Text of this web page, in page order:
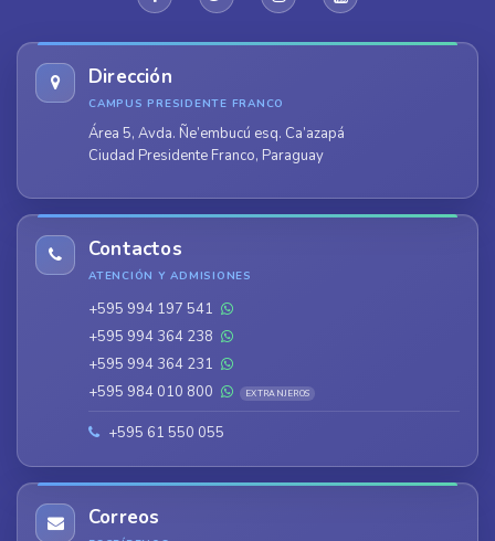
Dirección
CAMPUS PRESIDENTE FRANCO
Área 5, Avda. Ñe’embucú esq. Ca’azapá
Ciudad Presidente Franco, Paraguay
Contactos
ATENCIÓN Y ADMISIONES
+595 994 197 541
+595 994 364 238
+595 994 364 231
+595 984 010 800
EXTRANJEROS
+595 61 550 055
Correos